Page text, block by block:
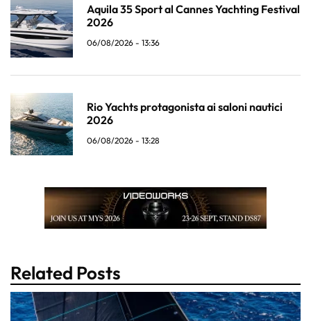
Aquila 35 Sport al Cannes Yachting Festival
2026
06/08/2026 - 13:36
Rio Yachts protagonista ai saloni nautici
2026
06/08/2026 - 13:28
Related Posts